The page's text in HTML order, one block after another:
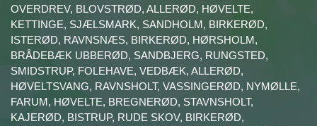
OVERDREV, BLOVSTRØD, ALLERØD, HØVELTE,
KETTINGE, SJÆLSMARK, SANDHOLM, BIRKERØD,
ISTERØD, RAVNSNÆS, BIRKERØD, HØRSHOLM,
BRÅDEBÆK UBBERØD, SANDBJERG, RUNGSTED,
SMIDSTRUP, FOLEHAVE, VEDBÆK, ALLERØD,
HØVELTSVANG, RAVNSHOLT, VASSINGERØD, NYMØLLE,
FARUM, HØVELTE, BREGNERØD, STAVNSHOLT,
KAJERØD, BISTRUP, RUDE SKOV, BIRKERØD,